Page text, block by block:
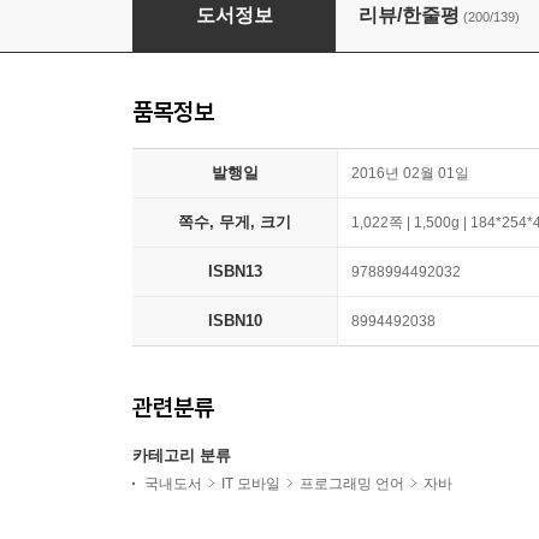
Java의 정석
도서정보 리뷰/한줄평 (200/139)
품목정보
발행일 2016년 02월 01일
쪽수, 무게, 크기 1,022쪽 | 1,500g |
ISBN13 9788994492032
ISBN10 8994492038
관련분류
카테고리 분류
국내도서 IT 모바일 프로그래밍 언어 자바